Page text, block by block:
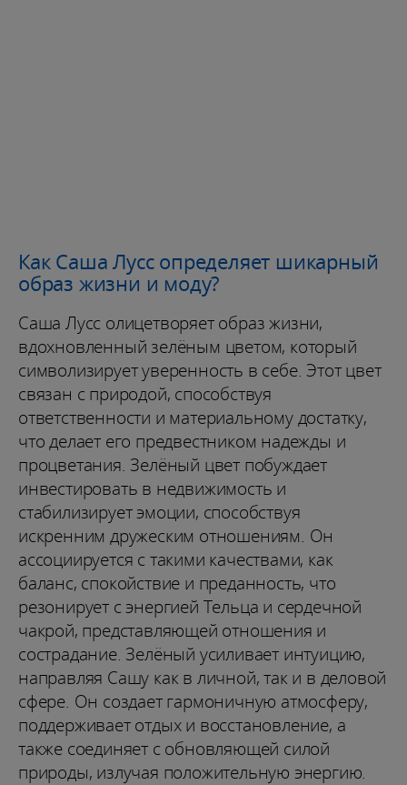
Как Саша Лусс определяет шикарный
образ жизни и моду?
Саша Лусс олицетворяет образ жизни,
вдохновленный зелёным цветом, который
символизирует уверенность в себе. Этот цвет
связан с природой, способствуя
ответственности и материальному достатку,
что делает его предвестником надежды и
процветания. Зелёный цвет побуждает
инвестировать в недвижимость и
стабилизирует эмоции, способствуя
искренним дружеским отношениям. Он
ассоциируется с такими качествами, как
баланс, спокойствие и преданность, что
резонирует с энергией Тельца и сердечной
чакрой, представляющей отношения и
сострадание. Зелёный усиливает интуицию,
направляя Сашу как в личной, так и в деловой
сфере. Он создает гармоничную атмосферу,
поддерживает отдых и восстановление, а
также соединяет с обновляющей силой
природы, излучая положительную энергию.